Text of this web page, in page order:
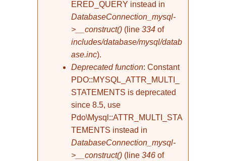
ERED_QUERY instead in
DatabaseConnection_mysql-
>__construct() (line 334 of
includes/database/mysql/datab
ase.inc).
Deprecated function: Constant
PDO::MYSQL_ATTR_MULTI_
STATEMENTS is deprecated
since 8.5, use
Pdo\Mysql::ATTR_MULTI_STA
TEMENTS instead in
DatabaseConnection_mysql-
>__construct() (line 346 of